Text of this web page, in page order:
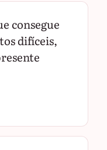
consegue
difíceis,